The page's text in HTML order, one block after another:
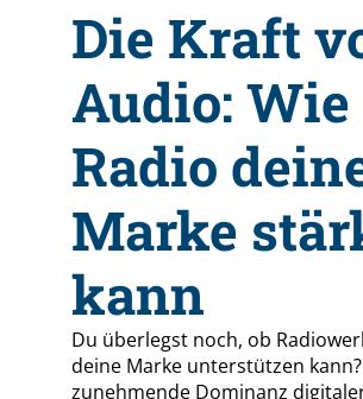
Die Kraft
Audio: Wie
Radio
Marke
kann
Du überlegst noch, ob
deine Marke unterstützen
zunehmende Dominanz